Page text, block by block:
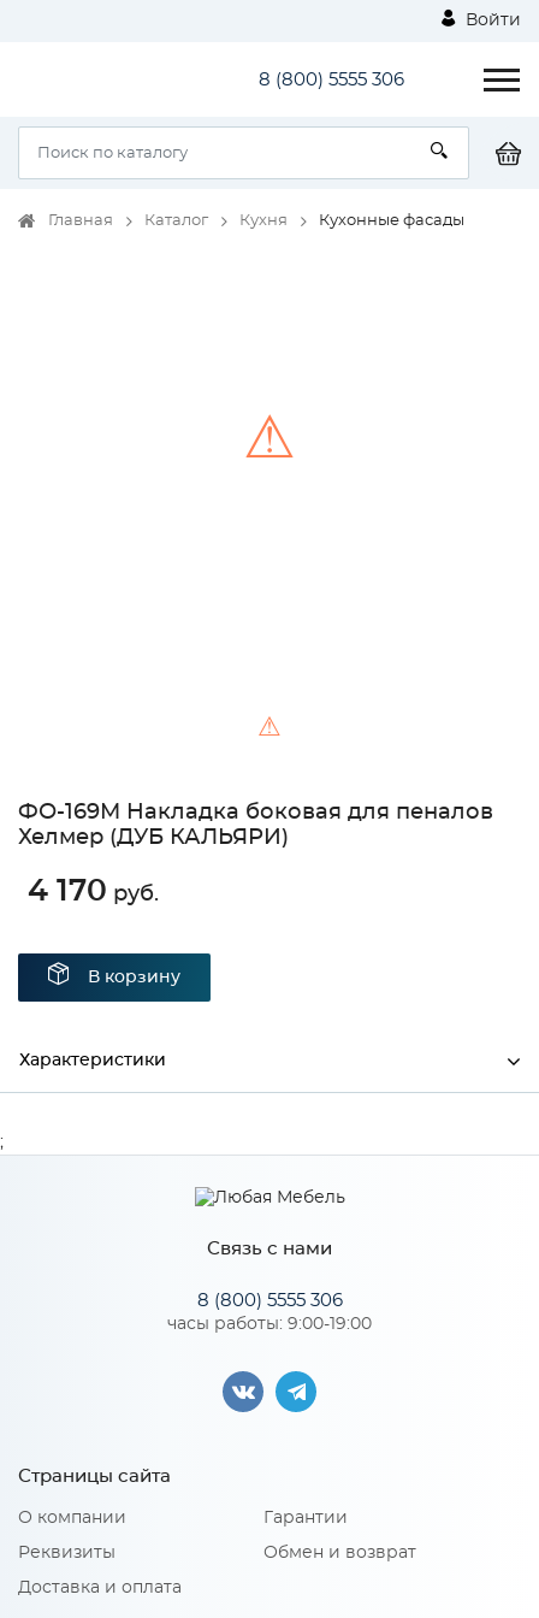
Войти
8 (800) 5555 306
Главная Каталог Кухня Кухонные фасады
⚠
⚠
ФО-169М Накладка боковая для пеналов
Хелмер (ДУБ КАЛЬЯРИ)
4 170 руб.
В корзину
Характеристики
Количество упаковок: 1
Связь с нами
8 (800) 5555 306
часы работы: 9:00-19:00
Страницы сайта
О компании
Реквизиты
Доставка и оплата
Гарантии
Обмен и возврат
;